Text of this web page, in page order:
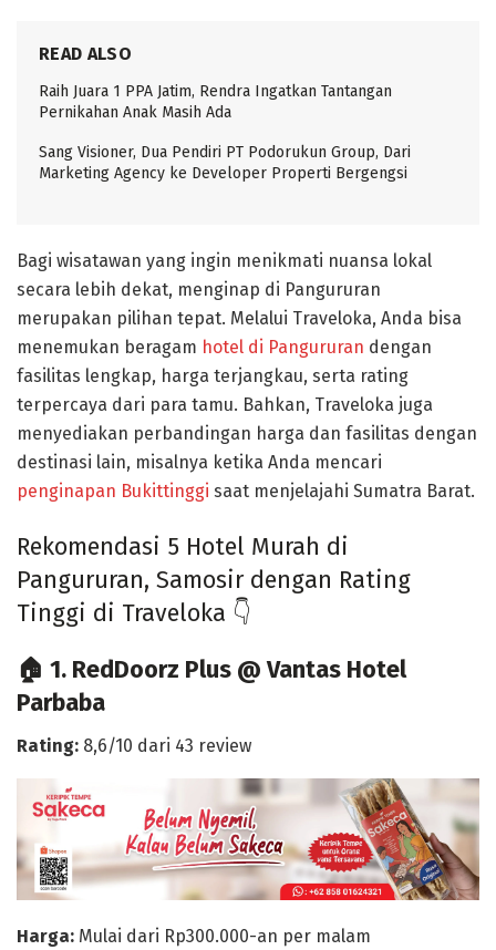
READ ALSO
Raih Juara 1 PPA Jatim, Rendra Ingatkan Tantangan
Pernikahan Anak Masih Ada
Sang Visioner, Dua Pendiri PT Podorukun Group, Dari
Marketing Agency ke Developer Properti Bergengsi
Bagi wisatawan yang ingin menikmati nuansa lokal
secara lebih dekat, menginap di Pangururan
merupakan pilihan tepat. Melalui Traveloka, Anda bisa
menemukan beragam hotel di Pangururan dengan
fasilitas lengkap, harga terjangkau, serta rating
terpercaya dari para tamu. Bahkan, Traveloka juga
menyediakan perbandingan harga dan fasilitas dengan
destinasi lain, misalnya ketika Anda mencari
penginapan Bukittinggi saat menjelajahi Sumatra Barat.
Rekomendasi 5 Hotel Murah di
Pangururan, Samosirdengan Rating
Tinggi di Traveloka 👇
🏠 1. RedDoorz Plus @ Vantas Hotel
Parbaba
Rating: 8,6/10 dari 43 review
Harga: Mulai dari Rp300.000-an per malam